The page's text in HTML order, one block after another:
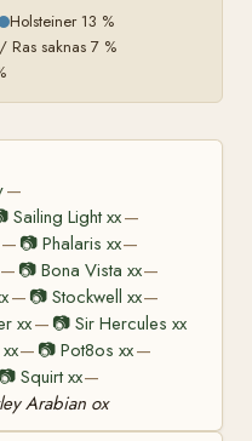
Holsteiner 13 %
Ras saknas 7 %
—
Sailing Light xx—
— 📷 Phalaris xx—
— 📷 Bona Vista xx—
— 📷 Stockwell xx—
xx— 📷 Sir Hercules xx
— 📷Pot8os xx—
📷 Squirt xx—
Arabian ox